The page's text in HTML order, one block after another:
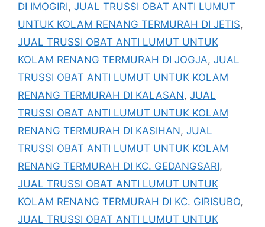
DI IMOGIRI, JUAL TRUSSI OBAT ANTI LUMUT
UNTUK KOLAM RENANG TERMURAH DI JETIS,
JUAL TRUSSI OBAT ANTI LUMUT UNTUK
KOLAM RENANG TERMURAH DI JOGJA, JUAL
TRUSSI OBAT ANTI LUMUT UNTUK KOLAM
RENANG TERMURAH DI KALASAN, JUAL
TRUSSI OBAT ANTI LUMUT UNTUK KOLAM
RENANG TERMURAH DI KASIHAN, JUAL
TRUSSI OBAT ANTI LUMUT UNTUK KOLAM
RENANG TERMURAH DI KC. GEDANGSARI,
JUAL TRUSSI OBAT ANTI LUMUT UNTUK
KOLAM RENANG TERMURAH DI KC. GIRISUBO,
JUAL TRUSSI OBAT ANTI LUMUT UNTUK